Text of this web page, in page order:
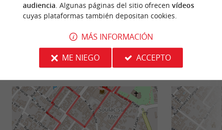
ESCRIBIR UNA OPINIÓN
CAMINATAALREDEDOR
audiencia. Algunas páginas del sitio ofrecen vídeos
cuyas plataformas también depositan cookies.
MÁS INFORMACIÓN
ME NIEGO
ACCEPTO